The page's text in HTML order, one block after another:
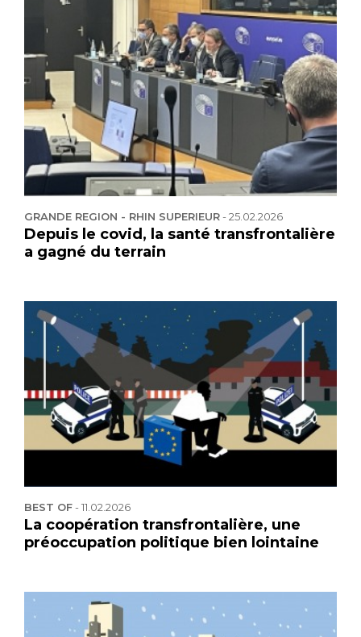
GRANDE REGION - RHIN SUPERIEUR-25.02.2026
Depuis le covid, la santé transfrontalière
a gagné du terrain
BEST OF-11.02.2026
La coopération transfrontalière, une
préoccupation politique bien lointaine